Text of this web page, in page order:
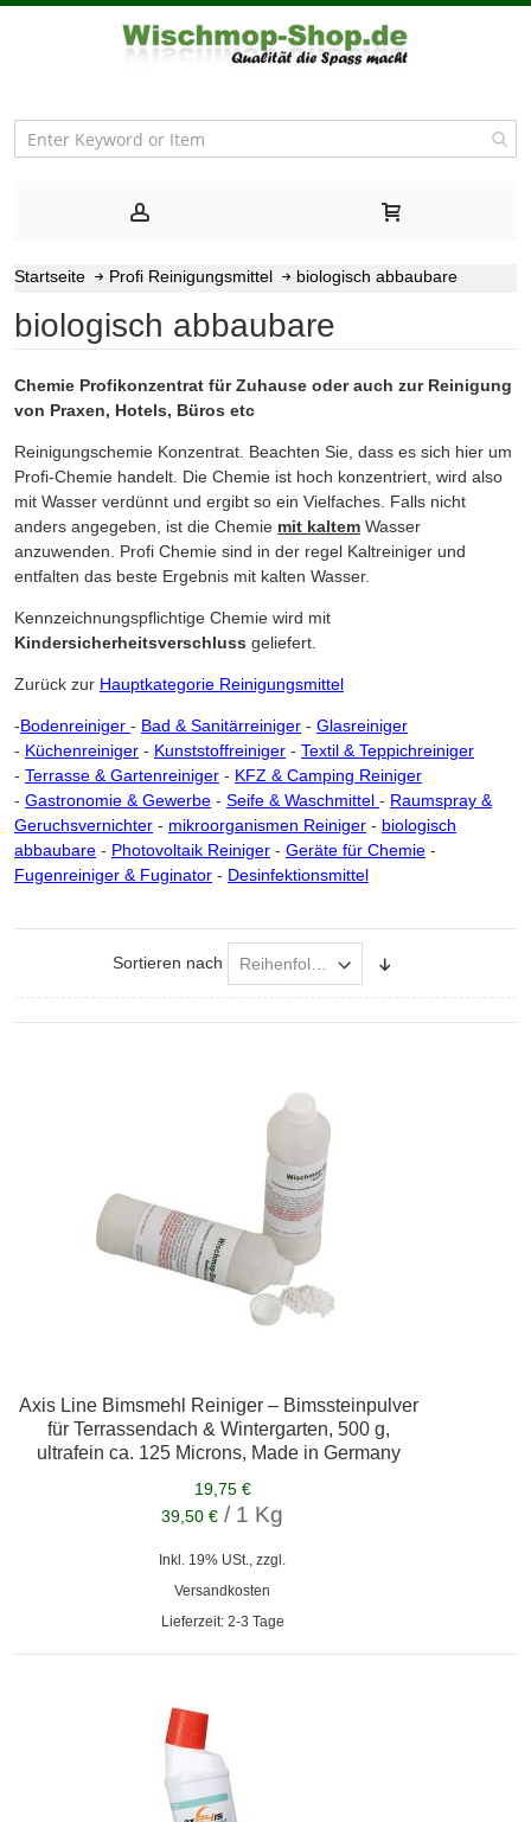
Startseite Profi Reinigungsmittel biologisch abbaubare
biologisch abbaubare
Chemie Profikonzentrat für Zuhause oder auch zur Reinigung
von Praxen, Hotels, Büros etc
Reinigungschemie Konzentrat. Beachten Sie, dass es sich hier um
Profi-Chemie handelt. Die Chemie ist hoch konzentriert, wird also
mit Wasser verdünnt und ergibt so ein Vielfaches. Falls nicht
anders angegeben, ist die Chemie mit kaltem Wasser
anzuwenden. Profi Chemie sind in der regel Kaltreiniger und
entfalten das beste Ergebnis mit kalten Wasser.
Kennzeichnungspflichtige Chemie wird mit
Kindersicherheitsverschluss geliefert.
Zurück zur Hauptkategorie Reinigungsmittel
-Bodenreiniger - Bad & Sanitärreiniger - Glasreiniger
- Küchenreiniger - Kunststoffreiniger - Textil & Teppichreiniger
- Terrasse & Gartenreiniger - KFZ & Camping Reiniger
- Gastronomie & Gewerbe - Seife & Waschmittel - Raumspray &
Geruchsvernichter - mikroorganismen Reiniger - biologisch
abbaubare - Photovoltaik Reiniger - Geräte für Chemie -
Fugenreiniger & Fuginator - Desinfektionsmittel
Sortieren nach
sortieren
Axis Line Bimsmehl Reiniger – Bimssteinpulver
für Terrassendach & Wintergarten, 500 g,
ultrafein ca. 125 Microns, Made in Germany
19,75 €
39,50 € / 1 Kg
Inkl. 19% USt., zzgl.
Versandkosten
Lieferzeit: 2-3 Tage